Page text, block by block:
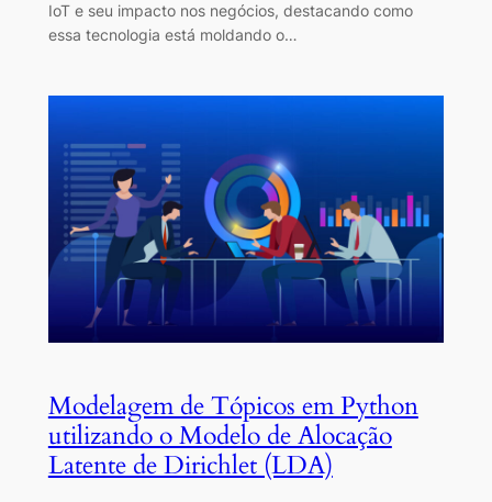
IoT e seu impacto nos negócios, destacando como
essa tecnologia está moldando o…
Modelagem de Tópicos em Python
utilizando o Modelo de Alocação
Latente de Dirichlet (LDA)